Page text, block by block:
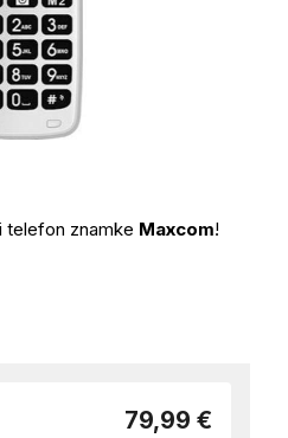
telefon znamke Maxcom!
79,99 €